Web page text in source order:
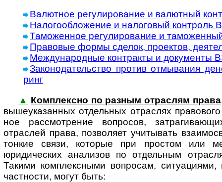
Валютное регулирование и валютный
Налогообложение и налоговый контроль
Таможенное регулирование и
Правовые формы сделок, проектов,
Международные контракты и документы
Законодательство против отмывания
ринг
▲ Комплексно по разным отраслям права
вы­ше­ука­зан­ных от­дель­ных от­рас­лях
ное рассмотрение вопросов,
отраслей права, позволяет учитывать
тонкие связи, которые при простом или
юридических анализов по отдельным
Такими комплексными вопросам,
частности, могут быть: